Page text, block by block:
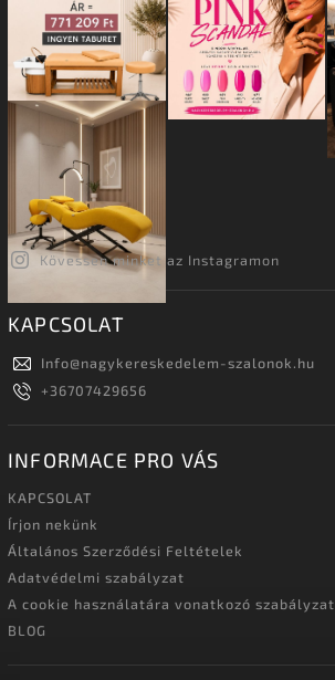
Kövessen minket az Instagramon
KAPCSOLAT
Info@nagykereskedelem-szalonok.hu
+36707429656
INFORMACE PRO VÁS
KAPCSOLAT
Írjon nekünk
Általános Szerződési Feltételek
Adatvédelmi szabályzat
A cookie használatára vonatkozó szabályzat
BLOG